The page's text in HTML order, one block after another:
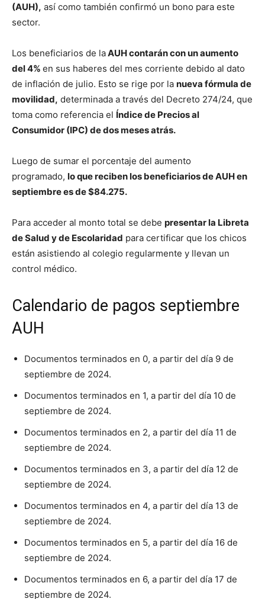
(AUH), así como también confirmó un bono para este
sector.
Los beneficiarios de laAUH contarán con un aumento
del 4% en sus haberes del mes corriente debido al dato
de inflación de julio. Esto se rige por la nueva fórmula de
movilidad, determinada a través del Decreto 274/24, que
toma como referencia el Índice de Precios al
Consumidor (IPC) de dos meses atrás.
Luego de sumar el porcentaje del aumento
programado, lo que reciben los beneficiarios de AUH en
septiembre es de $84.275.
Para acceder al monto total se debe presentar la Libreta
de Salud y de Escolaridad para certificar que los chicos
están asistiendo al colegio regularmente y llevan un
control médico.
Calendario de pagos septiembre
AUH
Documentos terminados en 0, a partir del día 9 de
septiembre de 2024.
Documentos terminados en 1, a partir del día 10 de
septiembre de 2024.
Documentos terminados en 2, a partir del día 11 de
septiembre de 2024.
Documentos terminados en 3, a partir del día 12 de
septiembre de 2024.
Documentos terminados en 4, a partir del día 13 de
septiembre de 2024.
Documentos terminados en 5, a partir del día 16 de
septiembre de 2024.
Documentos terminados en 6, a partir del día 17 de
septiembre de 2024.